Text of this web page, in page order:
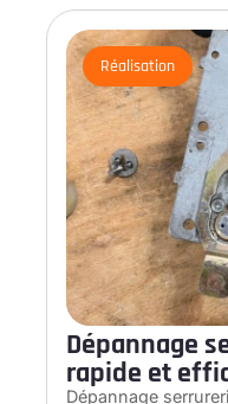
Réalisation
Dépannage
rapide et
Dépannage